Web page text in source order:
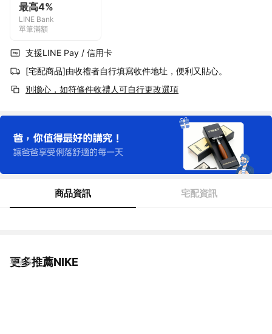
最高4%
LINE Bank
單筆滿額
支援LINE Pay / 信用卡
[宅配商品]由收禮者自行填寫收件地址，便利又貼心。
別擔心，如符條件收禮人可自行更改選項
商品資訊 宅配資訊
更多推薦NIKE
看更多